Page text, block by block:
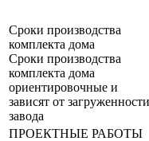
Сроки производства
комплекта дома
Сроки производства
комплекта дома
ориентировочные и
зависят от загруженности
завода
ПРОЕКТНЫЕ РАБОТЫ